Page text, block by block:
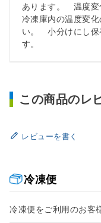
冷凍便
冷凍便をご利用のお客
あります。 温度変
冷凍庫内の温度変
い。 小分けにし保
す。
この商品のレ
レビューを書く